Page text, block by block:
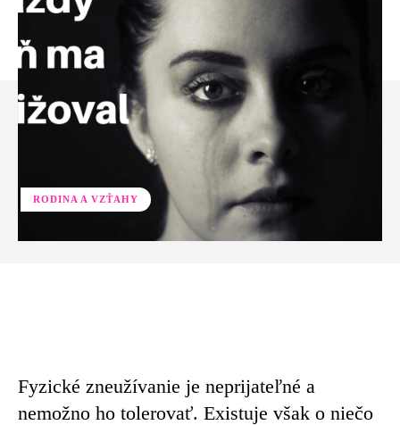
RODINA A VZŤAHY
Fyzické zneužívanie je neprijateľné a
nemožno ho tolerovať. Existuje však o niečo